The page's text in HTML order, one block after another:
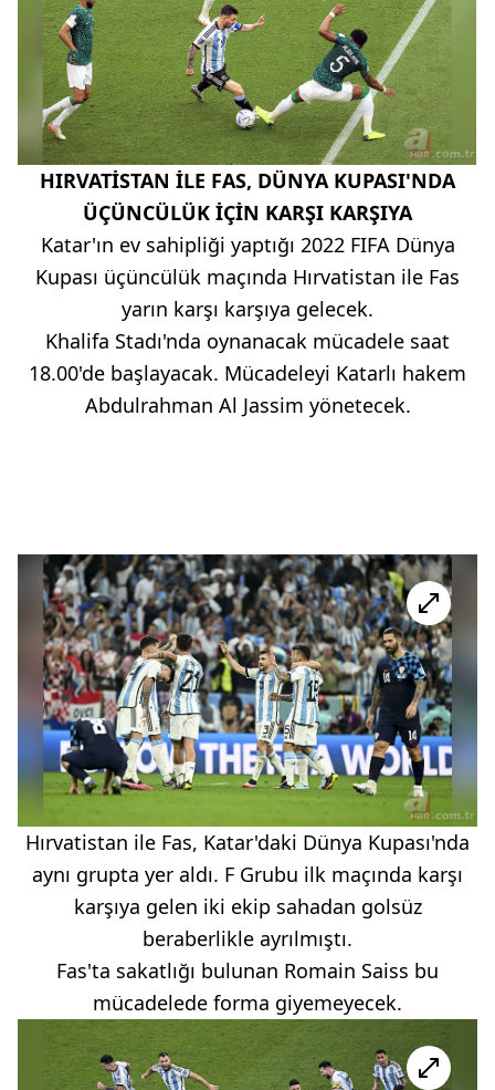
HIRVATİSTAN İLE FAS, DÜNYA KUPASI'NDA
ÜÇÜNCÜLÜK İÇİN KARŞI KARŞIYA
Katar'ın ev sahipliği yaptığı 2022 FIFA Dünya
Kupası üçüncülük maçında Hırvatistan ile Fas
yarın karşı karşıya gelecek.
Khalifa Stadı'nda oynanacak mücadele saat
18.00'de başlayacak. Mücadeleyi Katarlı hakem
Abdulrahman Al Jassim yönetecek.
Hırvatistan ile Fas, Katar'daki Dünya Kupası'nda
aynı grupta yer aldı. F Grubu ilk maçında karşı
karşıya gelen iki ekip sahadan golsüz
beraberlikle ayrılmıştı.
Fas'ta sakatlığı bulunan Romain Saiss bu
mücadelede forma giyemeyecek.